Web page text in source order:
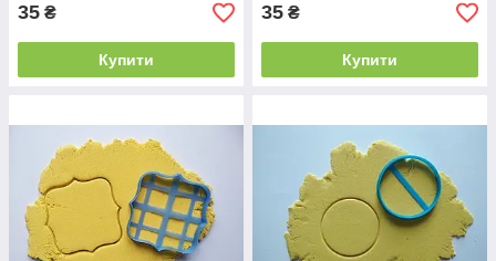
35 ₴
Купити
35 ₴
Купити